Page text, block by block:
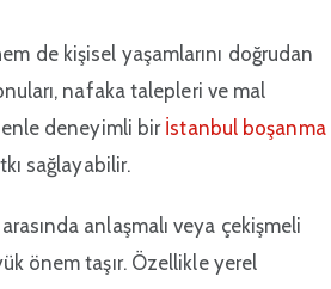
de kişisel yaşamlarını doğrudan
nafaka talepleri ve mal
deneyimli bir İstanbul boşanma
sağlayabilir.
anlaşmalı veya çekişmeli
önem taşır. Özellikle yerel